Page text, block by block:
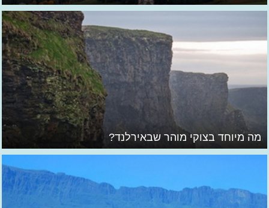
מה מיוחד בצוקי מוהר שבאירלנד?